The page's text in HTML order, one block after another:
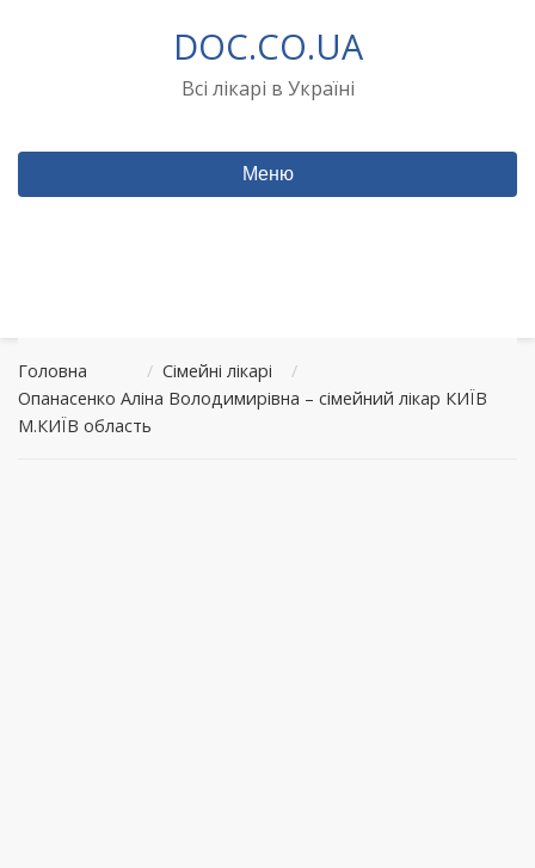
DOC.CO.UA
Всі лікарі в Україні
Меню
Головна / Сімейні лікарі
/
Опанасенко Аліна Володимирівна – сімейний лікар КИЇВ
М.КИЇВ область